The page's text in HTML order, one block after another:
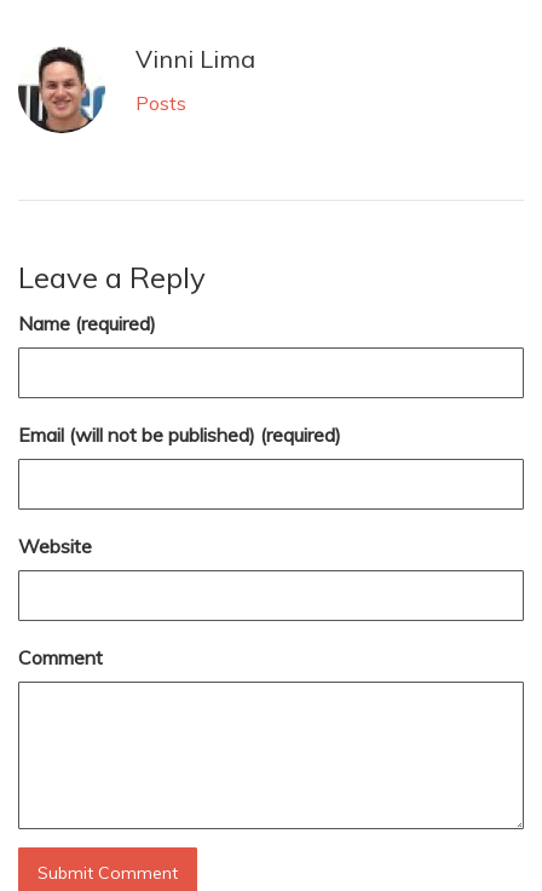
Vinni Lima
Posts
Leave a Reply
Name (required)
Email (will not be published) (required)
Website
Comment